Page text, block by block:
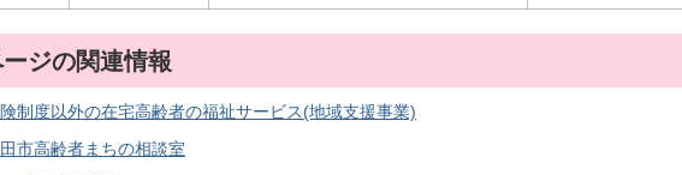
ジの関連情報
制度以外の在宅高齢者の福祉サービス(地域支援事業)
市高齢者まちの相談室